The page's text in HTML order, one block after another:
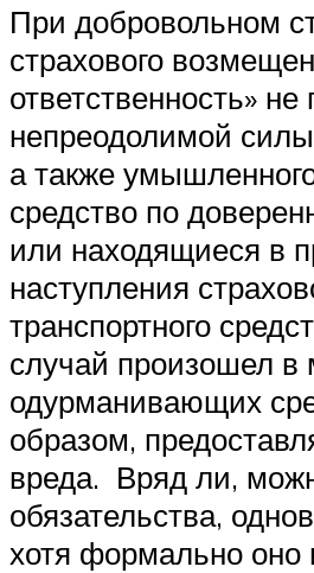
При добровольном
страхового
ответственность»
непреодолимой
а также
средство по
или находящиеся в
наступления
транспортного
случай произошел в
одурманивающих
образом,
вреда. Вряд ли,
обязательства,
хотя формально оно